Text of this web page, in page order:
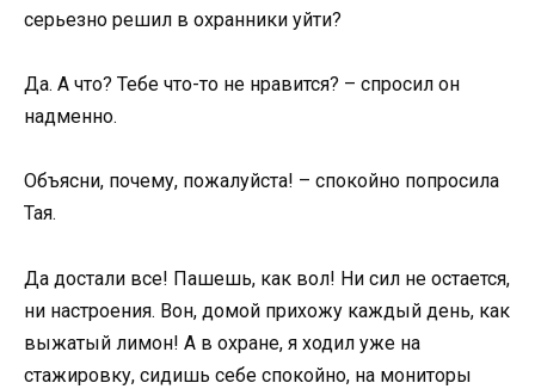
серьезно решил в охранники уйти?
Да. А что? Тебе что-то не нравится? – спросил он
надменно.
Объясни, почему, пожалуйста! – спокойно попросила
Тая.
Да достали все! Пашешь, как вол! Ни сил не остается,
ни настроения. Вон, домой прихожу каждый день, как
выжатый лимон! А в охране, я ходил уже на
стажировку, сидишь себе спокойно, на мониторы